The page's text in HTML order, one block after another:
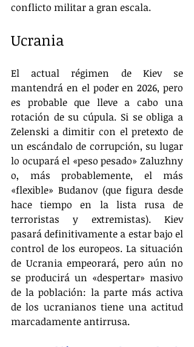
conflicto militar a gran escala.
Ucrania
El actual régimen de Kiev se
mantendrá en el poder en 2026, pero
es probable que lleve a cabo una
rotación de su cúpula. Si se obliga a
Zelenski a dimitir con el pretexto de
un escándalo de corrupción, su lugar
lo ocupará el «peso pesado» Zaluzhny
o, más probablemente, el más
«flexible» Budanov (que figura desde
hace tiempo en la lista rusa de
terroristas y extremistas). Kiev
pasará definitivamente a estar bajo el
control de los europeos. La situación
de Ucrania empeorará, pero aún no
se producirá un «despertar» masivo
de la población: la parte más activa
de los ucranianos tiene una actitud
marcadamente antirrusa.